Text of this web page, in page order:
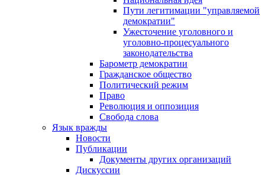
Пути легитимации "управляемой
демократии"
Ужесточение уголовного и
уголовно-процесуального
законодательства
Барометр демократии
Гражданское общество
Политический режим
Право
Революция и оппозиция
Свобода слова
Язык вражды
Новости
Публикации
Документы других организаций
Дискуссии